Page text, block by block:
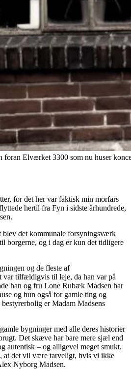
Elværket 3300 som nu huser
for det her var faktisk min morfars
hertil fra Fyn i sidste århundrede,
blev det kommunale forsyningsværk
borgerne, og i dag er kun det tidligere
og de fleste af
var tilfældigvis til leje, da han var på
han og fru Lone Rubæk Madsen har
og hun også for gamle ting og
er Madam Madsens
bygninger med alle deres historier
Det skæve har bare mere sjæl end
autentisk – og alligevel meget smukt.
at det vil være tarveligt, hvis vi ikke
Nyborg Madsen.